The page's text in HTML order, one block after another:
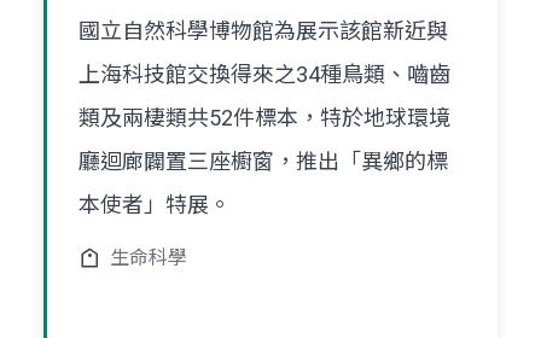
國立自然科學博物館為展示該館新近與
上海科技館交換得來之34種鳥類、嚙齒
類及兩棲類共52件標本，特於地球環境
廳迴廊闢置三座櫥窗，推出「異鄉的標
本使者」特展。
生命科學